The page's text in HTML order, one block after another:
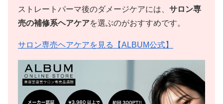
ストレートパーマ後のダメージケアには、 サロン専
売の補修系ヘアケアを選ぶのがおすすめです。
サロン専売ヘアケアを見る【ALBUM公式】